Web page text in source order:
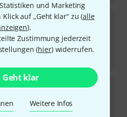
und Marketing
auf „Geht klar“ zu (alle
).
Zustimmung jederzeit
(hier) widerrufen.
Geht klar
Weitere Infos
18" Legend Dry Crash
5
18" X-Ray 6 Crash